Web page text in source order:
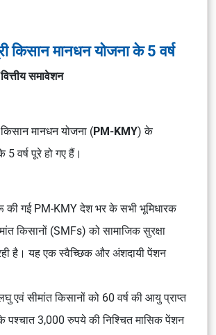
किसान मानधन योजना के 5 वर्ष
समावेशन
मानधन योजना (PM-KMY) के
5 वर्ष पूरे हो गए हैं।
गई PM-KMY देश भर के सभी भूमिधारक
किसानों (SMFs) को सामाजिक सुरक्षा
है। यह एक स्वैच्छिक और अंशदायी पेंशन
एवं सीमांत किसानों को 60 वर्ष की आयु प्राप्त
पश्चात 3,000 रुपये की निश्चित मासिक पेंशन